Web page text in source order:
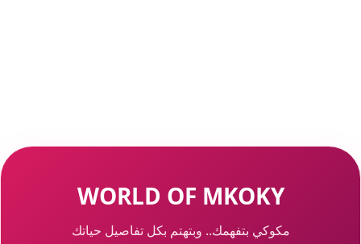
WORLD OF MKOKY
مكوكي بتفهمك.. وبتهتم بكل تفاصيل حياتك